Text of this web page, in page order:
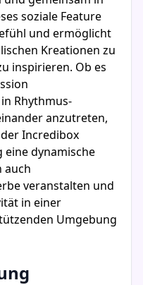
soziale Feature
und ermöglicht
Kreationen zu
inspirieren. Ob es
Rhythmus-
anzutreten,
Incredibox
eine dynamische
auch
veranstalten und
in einer
Umgebung